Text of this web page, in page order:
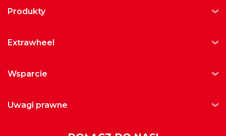
produkty
extrawheel
wsparcie
uwagi prawne